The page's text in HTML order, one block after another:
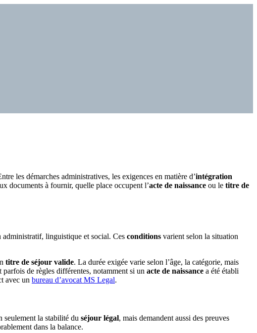
les démarches administratives, les exigences en matière d’intégration
documents à fournir, quelle place occupent l’acte de naissance ou le titre de
administratif, linguistique et social. Ces conditions varient selon la situation
titre de séjour valide. La durée exigée varie selon l’âge, la catégorie, mais
de règles différentes, notamment si un acte de naissance a été établi
avec un bureau d’avocat MS Legal.
seulement la stabilité du séjour légal, mais demandent aussi des preuves
dans la balance.